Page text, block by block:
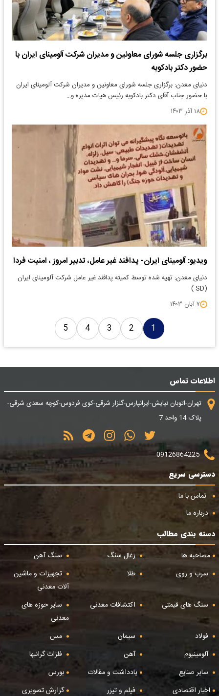
برگزاری جلسه شورای معاونین و مدیران شرکت آلومینای ایران با
حضور دکتر بادکوبه
دنیای معدن: برگزاری جلسه شورای معاونین و مدیران شرکت آلومینای ایران
با حضور جناب آقای دکتر بادکوبه رئیس هیات مدیره و…
۱۸ آذر ۱۴۰۳
ویدیو: آلومینای ایران- پدافند غیر عامل، تدبیر امروز ، امنیت فردا
دنیای معدن: تهیه شده توسط کمیته پدافند غیر عامل شرکت آلومینای ایران
(SD )
۷ آبان ۱۴۰۳
1
2
3
4
5
اطلاعات تماس
تهران-اتوبان نیایش-ایرانپارس-گلزار شرقی-کوی فردوس-کوچه سعدی شرقی-
پلاک 14 واحد 7
09126864225
دسترسی سریع
تماس با ما
درباره ما
دسته بندی مطالب
مصاحبه ها
زغال سنگ
سنگ آهن
سرب و روی
طلا
تجهیزات و ماشین
آلات معدنی
سنگ های قیمتی
اکتشافات معدنی
سایر حوزه های
معدنی
فولاد
سیمان
مس
آلومینیوم
آهن
فلزات گرانبها
سایر صنایع
یادداشت و مقالات
بورس
اخبار اقتصادی
فیلم و تیزر گزارش تصویری